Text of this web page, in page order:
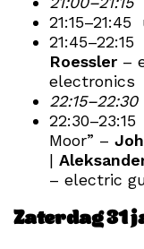
Roessler –
electronics
Moor” –
|
– electric
Zaterdag 31